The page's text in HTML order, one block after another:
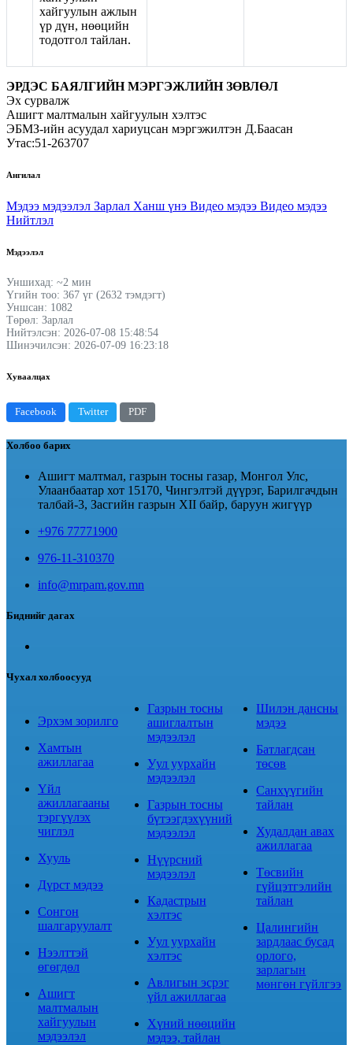
хайгуулын ажлын
үр дүн, нөөцийн
тодотгол тайлан.
ЭРДЭС БАЯЛГИЙН МЭРГЭЖЛИЙН ЗӨВЛӨЛ
Эх сурвалж
Ашигт малтмалын хайгуулын хэлтэс
ЭБМЗ-ийн асуудал хариуцсан мэргэжилтэн Д.Баасан
Утас:51-263707
Ангилал
Мэдээ мэдээлэл Зарлал Ханш үнэ Видео мэдээ Видео мэдээ
Нийтлэл
Мэдээлэл
Уншихад: ~2 мин
Үгийн тоо: 367 үг (2632 тэмдэгт)
Уншсан: 1082
Төрөл: Зарлал
Нийтэлсэн: 2026-07-08 15:48:54
Шинэчилсэн: 2026-07-09 16:23:18
Хуваалцах
Facebook Twitter PDF
Холбоо барих
Ашигт малтмал, газрын тосны газар, Монгол Улс,
Улаанбаатар хот 15170, Чингэлтэй дүүрэг, Барилгачдын
талбай-3, Засгийн газрын XII байр, баруун жигүүр
+976 77771900
976-11-310370
info@mrpam.gov.mn
Биднийг дагах
Чухал холбоосууд
Эрхэм зорилго
Хамтын
ажиллагаа
Үйл
ажиллагааны
тэргүүлэх
чиглэл
Хууль
Дүрст мэдээ
Сонгон
шалгаруулалт
Нээлттэй
өгөгдөл
Ашигт
малтмалын
хайгуулын
мэдээлэл
Газрын тосны
ашиглалтын
мэдээлэл
Уул уурхайн
мэдээлэл
Газрын тосны
бүтээгдэхүүний
мэдээлэл
Нүүрсний
мэдээлэл
Кадастрын
хэлтэс
Уул уурхайн
хэлтэс
Авлигын эсрэг
үйл ажиллагаа
Хүний нөөцийн
мэдээ, тайлан
Шилэн дансны
мэдээ
Батлагдсан
төсөв
Санхүүгийн
тайлан
Худалдан авах
ажиллагаа
Төсвийн
гүйцэтгэлийн
тайлан
Цалингийн
зардлаас бусад
орлого,
зарлагын
мөнгөн гүйлгээ